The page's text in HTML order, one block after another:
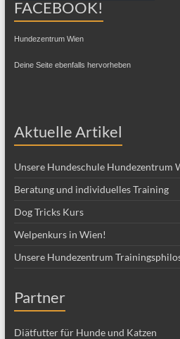
Hundezentrum Wien
Deine Seite ebenfalls hervorheben
Unsere Hundeschule Hundezentrum
Beratung und individuelles Training
Dog Tricks Kurs
Welpenkurs in Wien!
Unsere Hundezentrum
Diätfutter für Hunde und Katzen
Doggy Date – Dating für Singles mit